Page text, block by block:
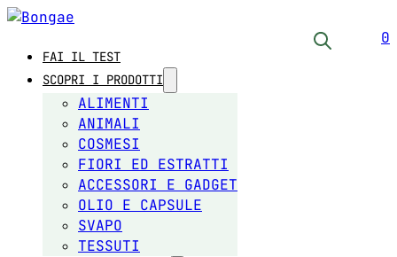
FAI IL TEST
SCOPRI I PRODOTTI
ALIMENTI
ANIMALI
COSMESI
FIORI ED ESTRATTI
ACCESSORI E GADGET
OLIO E CAPSULE
SVAPO
TESSUTI
0